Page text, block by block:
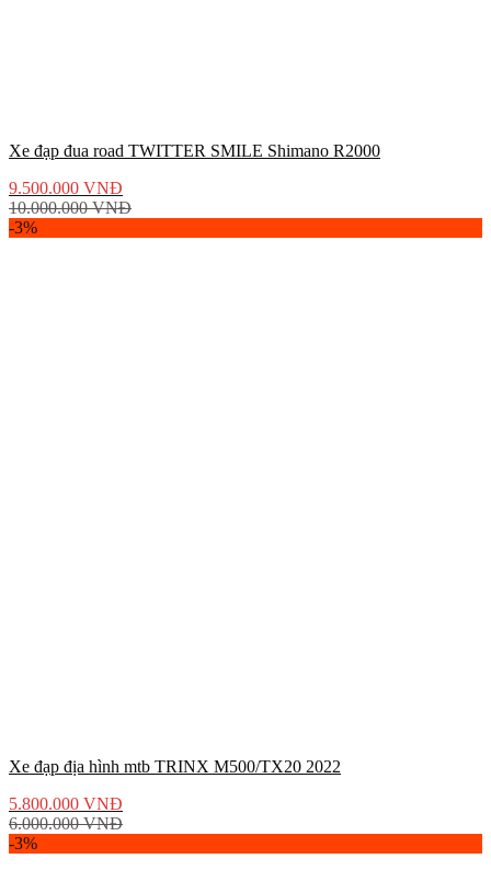
Xe đạp đua road TWITTER SMILE Shimano R2000
9.500.000 VNĐ
10.000.000VNĐ
-3%
Xe đạp địa hình mtb TRINX M500/TX20 2022
5.800.000 VNĐ
6.000.000VNĐ
-3%